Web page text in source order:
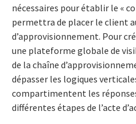
nécessaires pour établir le «
permettra de placer le client
d’approvisionnement. Pour
une plateforme globale de
de la chaîne
dépasser les logiques
compartimentent les
différentes étapes de l’acte